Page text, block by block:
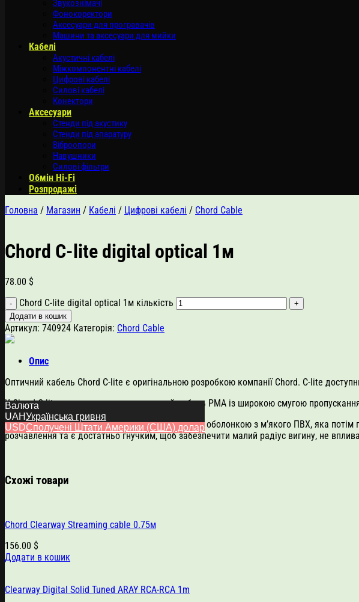
Звукознімачі
Фонокоректори
Аксесуари для програвачів
Машини та аксесуари для мийки
Кабелі
Акустичні кабелі
Міжкомпонентні кабелі
Цифрові кабелі
Силові кабелі
Конектори
Аксесуари
Стенди під акустику
Стенди під апаратуру
Віброопори
Навушники
Силові фільтри
Обмін Hi-Fi
Розпродажі
Головна / Магазин / Кабелі / Цифрові кабелі / Chord Cable
Chord C-lite digital optical 1м
78.00 $
Chord C-lite digital optical 1м кількість
Додати в кошик
Артикул: 740924 Категорія: Chord Cable
Опис
Оптичний кабель Chord C-lite є оригінальною розробкою компанії Chord. C-lite
У Chord C-lite використовується оптичний кабель PMA із широкою смугою
Центральний провідник захищений внутрішньою оболонкою з м’якого ПВХ, яка
розчавлення та є достатньо гнучким, щоб забезпечити малий радіус вигину, не
Схожі товари
Chord Clearway Streaming cable 0.75м
156.00 $
Додати в кошик
Clearway Digital Solid Tuned ARAY RCA-RCA 1m
Валюта
UAHУкраїнська гривня
USDСполучені Штати Америки (США) долар